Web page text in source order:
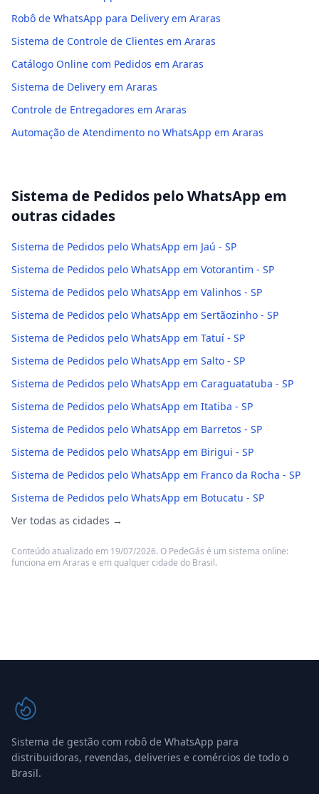
Robô de WhatsApp para Delivery em Araras
Sistema de Controle de Clientes em Araras
Catálogo Online com Pedidos em Araras
Sistema de Delivery em Araras
Controle de Entregadores em Araras
Automação de Atendimento no WhatsApp em Araras
Sistema de Pedidos pelo WhatsApp em
outras cidades
Sistema de Pedidos pelo WhatsApp em Jaú - SP
Sistema de Pedidos pelo WhatsApp em Votorantim - SP
Sistema de Pedidos pelo WhatsApp em Valinhos - SP
Sistema de Pedidos pelo WhatsApp em Sertãozinho - SP
Sistema de Pedidos pelo WhatsApp em Tatuí - SP
Sistema de Pedidos pelo WhatsApp em Salto - SP
Sistema de Pedidos pelo WhatsApp em Caraguatatuba - SP
Sistema de Pedidos pelo WhatsApp em Itatiba - SP
Sistema de Pedidos pelo WhatsApp em Barretos - SP
Sistema de Pedidos pelo WhatsApp em Birigui - SP
Sistema de Pedidos pelo WhatsApp em Franco da Rocha - SP
Sistema de Pedidos pelo WhatsApp em Botucatu - SP
Ver todas as cidades →
Conteúdo atualizado em 19/07/2026. O PedeGás é um sistema online:
funciona em Araras e em qualquer cidade do Brasil.
Sistema de gestão com robô de WhatsApp para
distribuidoras, revendas, deliveries e comércios de todo o
Brasil.